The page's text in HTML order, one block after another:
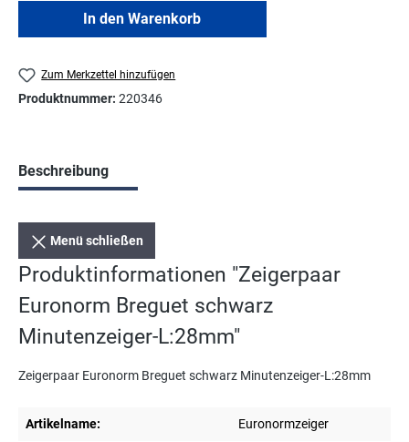
In den Warenkorb
Zum Merkzettel hinzufügen
Produktnummer: 220346
Beschreibung
Menü schließen
Produktinformationen "Zeigerpaar
Euronorm Breguet schwarz
Minutenzeiger-L:28mm"
Zeigerpaar Euronorm Breguet schwarz Minutenzeiger-L:28mm
Artikelname: Euronormzeiger